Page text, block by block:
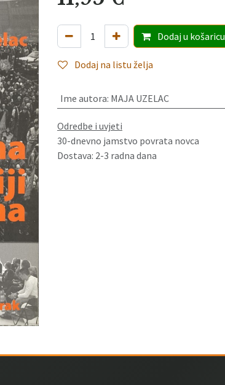
Dodaju košaricu
Dodaj na listu želja
Ime autora: MAJA UZELAC
Odredbe i uvjeti
30-dnevno jamstvo povrata novca
Dostava: 2-3 radna dana